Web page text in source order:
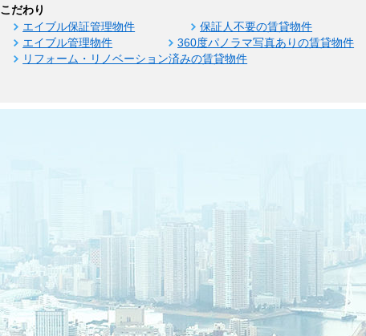
こだわり
エイブル保証管理物件 保証人不要の賃貸物件
エイブル管理物件
360度パノラマ写真ありの賃貸物件
リフォーム・リノベーション済みの賃貸物件